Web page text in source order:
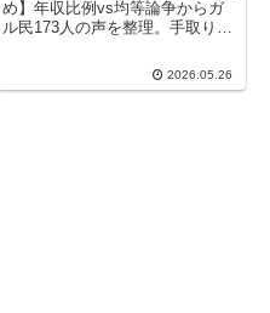
め】年収比例vs均等論争からガ
ル民173人の声を整理。手取り何
育児の価値を考慮した決め方ま
で、共働き30〜40代が共感する
2026.05.26